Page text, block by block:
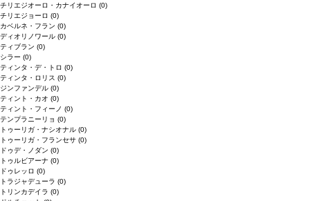
チリエジオーロ・カナイオーロ (0)
チリエジョーロ (0)
カベルネ・フラン (0)
ディオリノワール (0)
ティブラン (0)
シラー (0)
ティンタ・デ・トロ (0)
ティンタ・ロリス (0)
ジンファンデル (0)
ティント・カオ (0)
ティント・フィーノ (0)
テンプラニーリョ (0)
トゥーリガ・ナシオナル (0)
トゥーリガ・フランセサ (0)
ドゥデ・ノダン (0)
トゥルビアーナ (0)
ドゥレッロ (0)
トラジャデューラ (0)
トリンカデイラ (0)